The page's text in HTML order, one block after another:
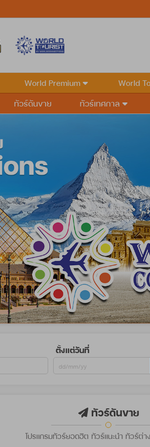
World Premium World
ทัวร์ดันขาย ทัวร์เทศกาล
ตั้งแต่วันที่
ทัวร์ดันขาย
โปรแกรมทัวร์ยอดฮิต ทัวร์แนะนำ ทัวร์ต่า